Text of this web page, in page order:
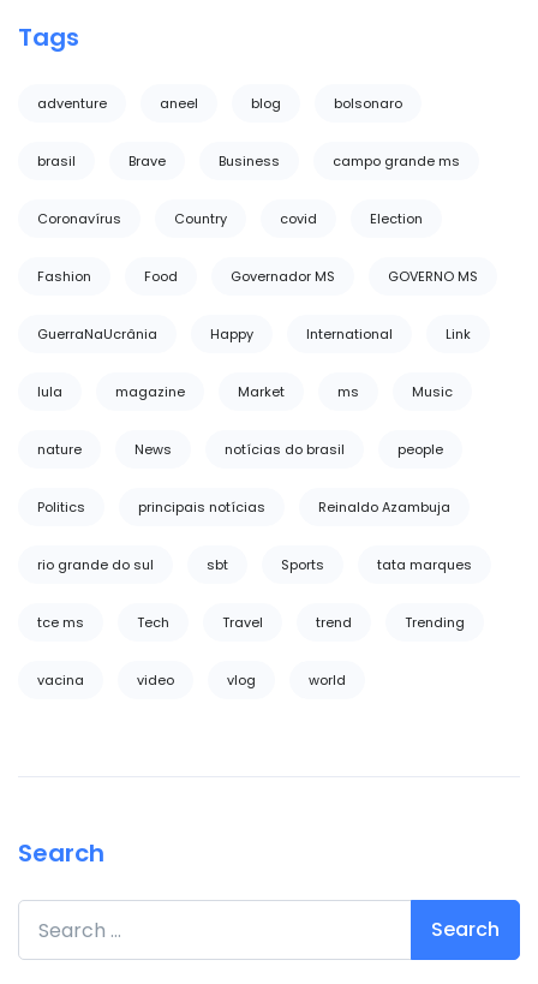
Tags
adventure aneel blog bolsonaro
brasil Brave Business campo grande ms
Coronavírus Country covid Election
Fashion Food Governador MS GOVERNO MS
GuerraNaUcrânia Happy International Link
lula magazine Market ms Music
nature News notícias do brasil people
Politics principais notícias Reinaldo Azambuja
rio grande do sul sbt Sports tata marques
tce ms Tech Travel trend Trending
vacina video vlog world
Search
Search for: